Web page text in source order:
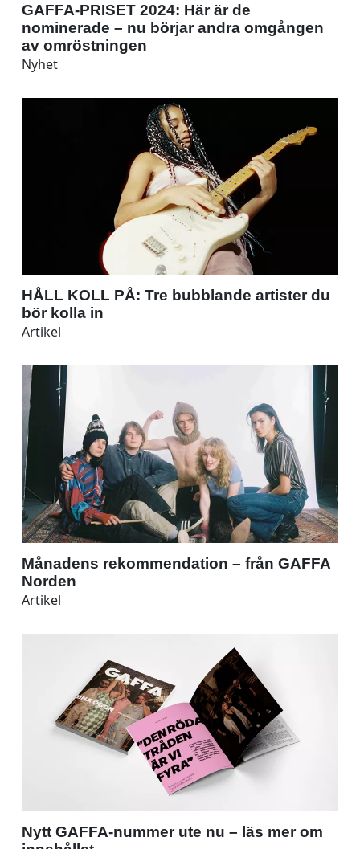
GAFFA-PRISET 2024: Här är de
nominerade – nu börjar andra omgången
av omröstningen
Nyhet
HÅLL KOLL PÅ: Tre bubblande artister du
bör kolla in
Artikel
Månadens rekommendation – från GAFFA
Norden
Artikel
Nytt GAFFA-nummer ute nu – läs mer om